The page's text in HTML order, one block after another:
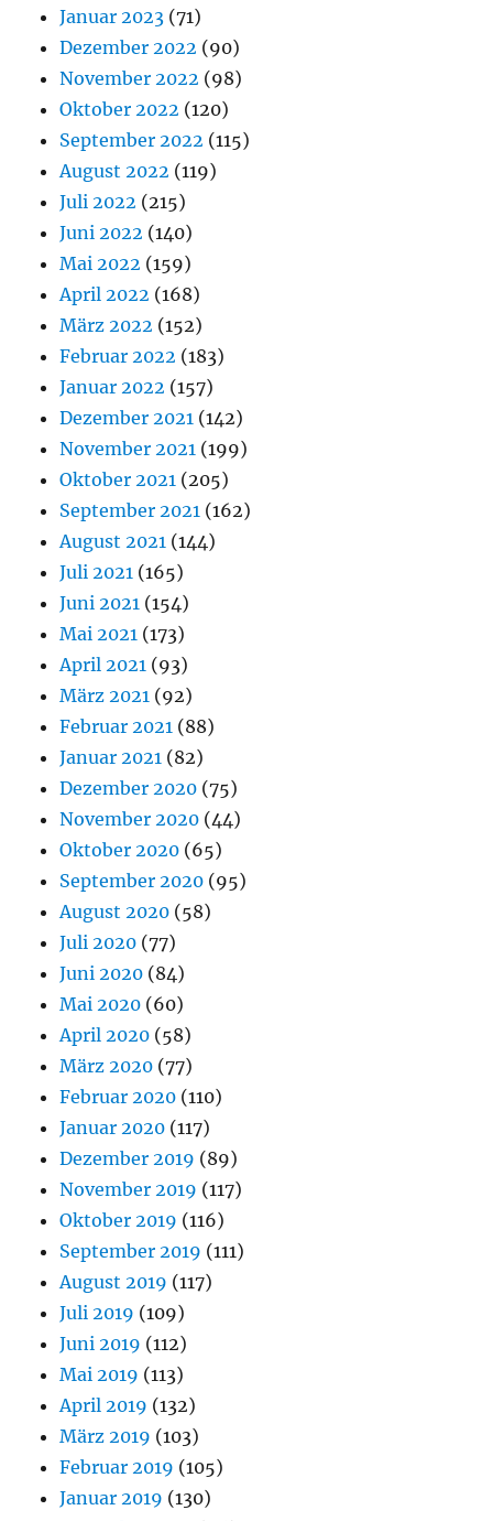
Januar 2023 (71)
Dezember 2022 (90)
November 2022 (98)
Oktober 2022 (120)
September 2022 (115)
August 2022 (119)
Juli 2022 (215)
Juni 2022 (140)
Mai 2022 (159)
April 2022 (168)
März 2022 (152)
Februar 2022 (183)
Januar 2022 (157)
Dezember 2021 (142)
November 2021 (199)
Oktober 2021 (205)
September 2021 (162)
August 2021 (144)
Juli 2021 (165)
Juni 2021 (154)
Mai 2021 (173)
April 2021 (93)
März 2021 (92)
Februar 2021 (88)
Januar 2021 (82)
Dezember 2020 (75)
November 2020 (44)
Oktober 2020 (65)
September 2020 (95)
August 2020 (58)
Juli 2020 (77)
Juni 2020 (84)
Mai 2020 (60)
April 2020 (58)
März 2020 (77)
Februar 2020 (110)
Januar 2020 (117)
Dezember 2019 (89)
November 2019 (117)
Oktober 2019 (116)
September 2019 (111)
August 2019 (117)
Juli 2019 (109)
Juni 2019 (112)
Mai 2019 (113)
April 2019 (132)
März 2019 (103)
Februar 2019 (105)
Januar 2019 (130)